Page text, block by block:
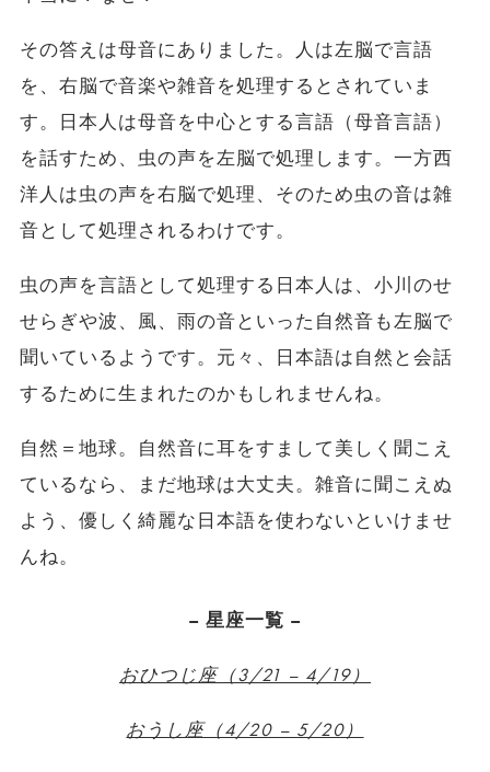
その答えは母音にありました。人は左脳で言語
を、右脳で音楽や雑音を処理するとされていま
す。日本人は母音を中心とする言語（母音言語）
を話すため、虫の声を左脳で処理します。一方西
洋人は虫の声を右脳で処理、そのため虫の音は雑
音として処理されるわけです。
虫の声を言語として処理する日本人は、小川のせ
せらぎや波、風、雨の音といった自然音も左脳で
聞いているようです。元々、日本語は自然と会話
するために生まれたのかもしれませんね。
自然＝地球。自然音に耳をすまして美しく聞こえ
ているなら、まだ地球は大丈夫。雑音に聞こえぬ
よう、優しく綺麗な日本語を使わないといけませ
んね。
– 星座一覧 –
おひつじ座（3/21 – 4/19）
おうし座（4/20 – 5/20）